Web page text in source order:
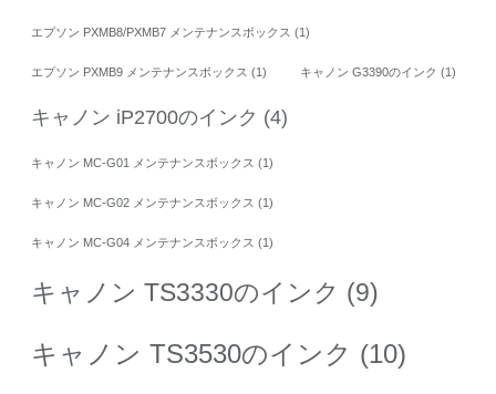
エプソン PXMB8/PXMB7 メンテナンスボックス (1)
エプソン PXMB9 メンテナンスボックス (1) キャノン G3390のインク (1)
キャノン iP2700のインク (4)
キャノン MC-G01 メンテナンスボックス (1)
キャノン MC-G02 メンテナンスボックス (1)
キャノン MC-G04 メンテナンスボックス (1)
キャノン TS3330のインク (9)
キャノン TS3530のインク (10)